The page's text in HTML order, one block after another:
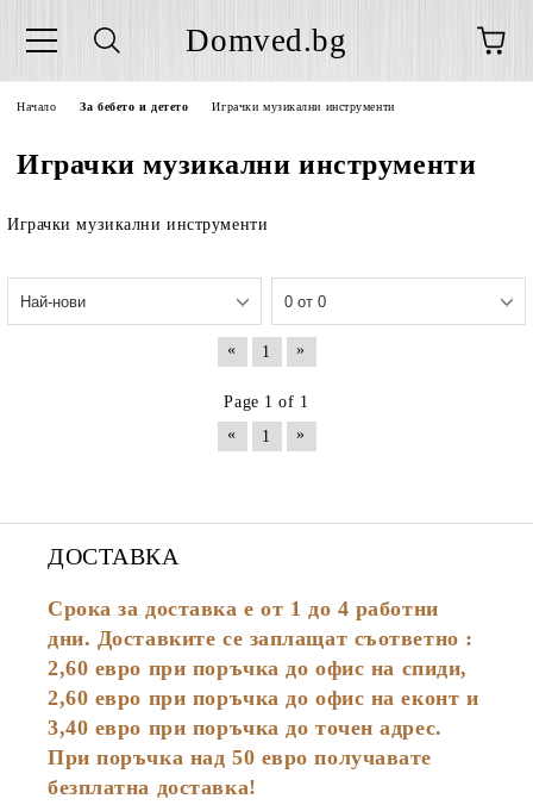
Domved.bg
Начало За бебето и детето Играчки музикални инструменти
Играчки музикални инструменти
Играчки музикални инструменти
« 1 »
Page 1 of 1
«
1 »
ДОСТАВКА
Срока за доставка е от 1 до 4 работни
дни. Доставките се заплащат съответно :
2,60 евро при поръчка до офис на спиди,
2,60 евро при поръчка до офис на еконт и
3,40 евро при поръчка до точен адрес.
При поръчка над 50 евро получавате
безплатна доставка!